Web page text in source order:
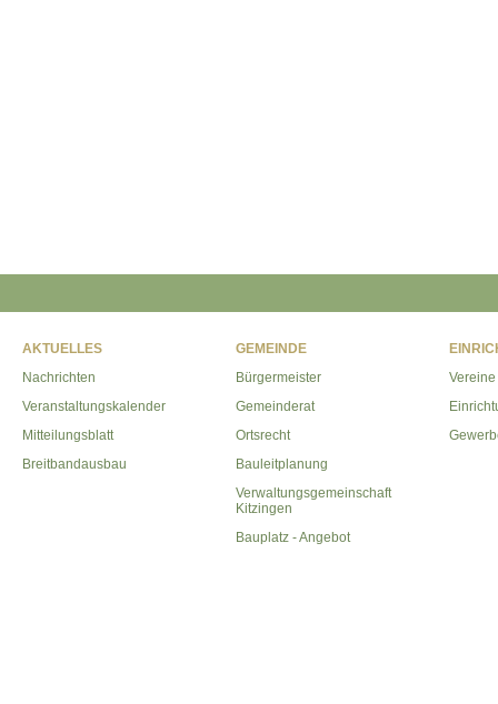
AKTUELLES
Nachrichten
Veranstaltungskalender
Mitteilungsblatt
Breitbandausbau
GEMEINDE
Bürgermeister
Gemeinderat
Ortsrecht
Bauleitplanung
Verwaltungsgemeinschaft
Kitzingen
Bauplatz - Angebot